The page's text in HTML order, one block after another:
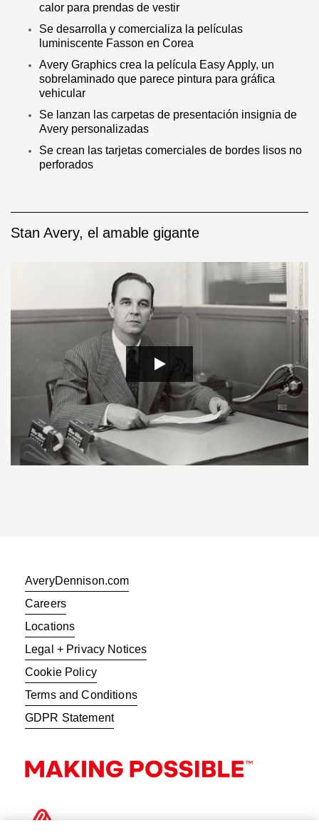
calor para prendas de vestir
Se desarrolla y comercializa la películas
luminiscente Fasson en Corea
Avery Graphics crea la película Easy Apply, un
sobrelaminado que parece pintura para gráfica
vehicular
Se lanzan las carpetas de presentación insignia de
Avery personalizadas
Se crean las tarjetas comerciales de bordes lisos no
perforados
Stan Avery, el amable gigante
AveryDennison.com
Careers
Locations
Legal + Privacy Notices
Cookie Policy
Terms and Conditions
GDPR Statement